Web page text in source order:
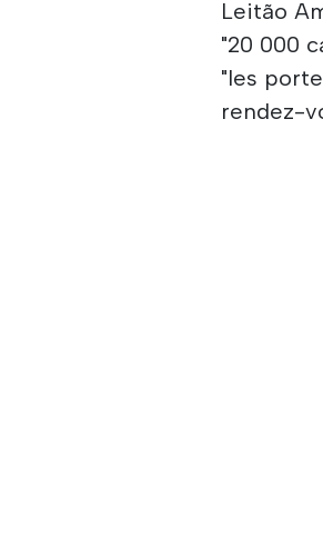
Leitão
"20 000
"les
rendez-